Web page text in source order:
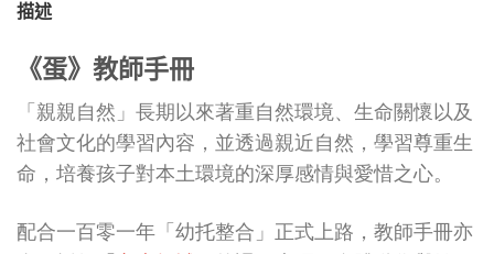
描述
《蛋》 教師手冊
「親親自然」長期以來著重自然環境、生命關懷以及
社會文化的學習內容，並透過親近自然，學習尊重生
命，培養孩子對本土環境的深厚感情與愛惜之心。
配合一百零一年「幼托整合」正式上路，教師手冊亦